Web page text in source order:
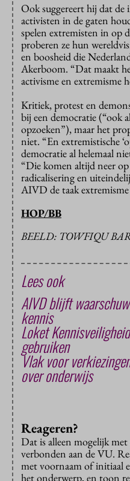
Ook suggereert hij dat
activisten in de gaten
spelen extremisten in op
proberen ze hun
en boosheid die
Akerboom. “Dat maakt
activisme en extremisme
Kritiek, protest en
bij een democratie (“ook
opzoeken”), maar het
niet. “En extremistische
democratie al helemaal
“Die komen altijd neer
radicalisering en
AIVD de taak
HOP/BB
BEELD: TOWFIQU
Lees ook
AIVD blijft
kennis
Loket
gebruiken
Vlak voor
over onderwijs
Reageren?
Dat is alleen mogelijk met
verbonden aan de VU.
met voornaam of initiaal
het onderwerp, en toon